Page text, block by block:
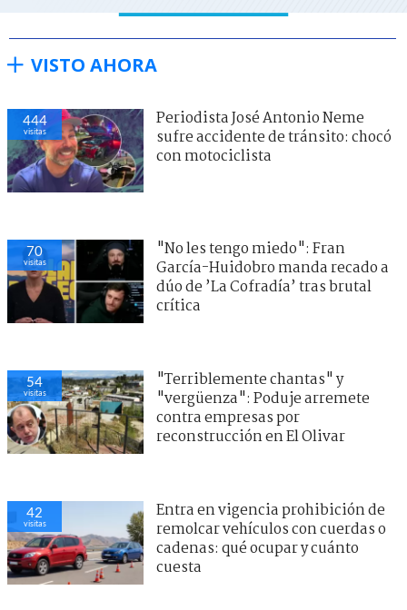
VISTO AHORA
444
visitas
Periodista José Antonio Neme
sufre accidente de tránsito: chocó
con motociclista
70
visitas
"No les tengo miedo": Fran
García-Huidobro manda recado a
dúo de ’La Cofradía’ tras brutal
crítica
54
visitas
"Terriblemente chantas" y
"vergüenza": Poduje arremete
contra empresas por
reconstrucción en El Olivar
42
visitas
Entra en vigencia prohibición de
remolcar vehículos con cuerdas o
cadenas: qué ocupar y cuánto
cuesta